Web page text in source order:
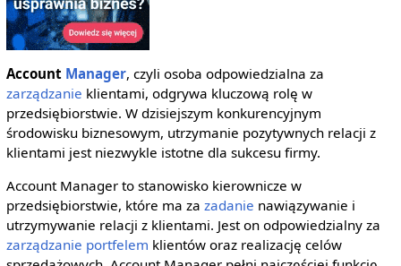
Account Manager, czyli osoba odpowiedzialna za
zarządzanie klientami, odgrywa kluczową rolę w
przedsiębiorstwie. W dzisiejszym konkurencyjnym
środowisku biznesowym, utrzymanie pozytywnych relacji z
klientami jest niezwykle istotne dla sukcesu firmy.
Account Manager to stanowisko kierownicze w
przedsiębiorstwie, które ma za zadanie nawiązywanie i
utrzymywanie relacji z klientami. Jest on odpowiedzialny za
zarządzanie portfelem klientów oraz realizację celów